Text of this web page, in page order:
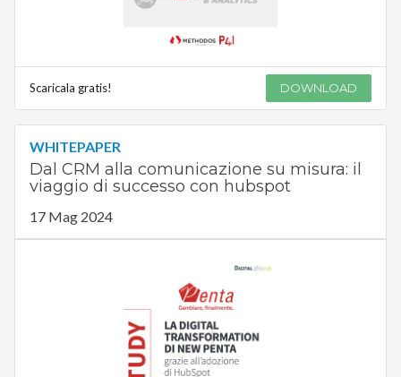
Scaricala gratis! DOWNLOAD
WHITEPAPER
Dal CRM alla comunicazione su misura: il
viaggio di successo con hubspot
17 Mag 2024